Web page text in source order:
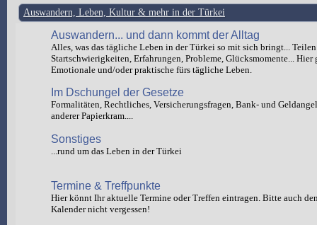
Auswandern, Leben, Kultur & mehr in der Türkei
Auswandern... und dann kommt der Alltag
Alles, was das tägliche Leben in der Türkei so mit sich bringt...
Startschwierigkeiten, Erfahrungen, Probleme, Glücksmomente... Hier
Emotionale und/oder praktische fürs tägliche Leben.
Im Dschungel der Gesetze
Formalitäten, Rechtliches, Versicherungsfragen, Bank- und
anderer Papierkram....
Sonstiges
...rund um das Leben in der Türkei
Termine & Treffpunkte
Hier könnt Ihr aktuelle Termine oder Treffen eintragen. Bitte auch
Kalender nicht vergessen!